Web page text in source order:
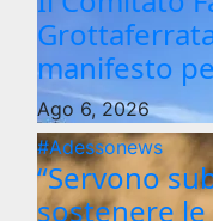
manifesto
Ago 6, 2026
#Adessonews
“Servono
sostenere le